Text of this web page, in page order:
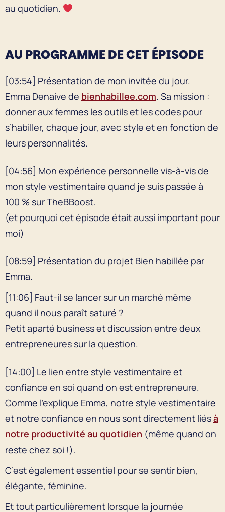
au quotidien.
AU PROGRAMME DE CET ÉPISODE
[03:54] Présentation de mon invitée du jour.
Emma Denaive de bienhabillee.com. Sa mission :
donner aux femmes les outils et les codes pour
s’habiller, chaque jour, avec style et en fonction de
leurs personnalités.
[04:56] Mon expérience personnelle vis-à-vis de
mon style vestimentaire quand je suis passée à
100 % sur TheBBoost.
(et pourquoi cet épisode était aussi important pour
moi)
[08:59] Présentation du projet Bien habillée par
Emma.
[11:06] Faut-il se lancer sur un marché même
quand il nous paraît saturé ?
Petit aparté business et discussion entre deux
entrepreneures sur la question.
[14:00] Le lien entre style vestimentaire et
confiance en soi quand on est entrepreneure.
Comme l’explique Emma, notre style vestimentaire
et notre confiance en nous sont directement liésà
notre productivité au quotidien (même quand on
reste chez soi !).
C’est également essentiel pour se sentir bien,
élégante, féminine.
Et tout particulièrement lorsque la journée